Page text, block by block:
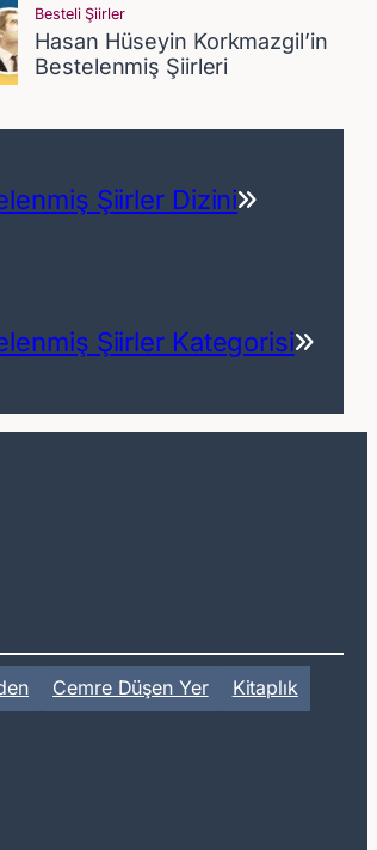
Şiirler Dizini
Şiirler Kategorisi
Cemre Düşen Yer
Kitaplık